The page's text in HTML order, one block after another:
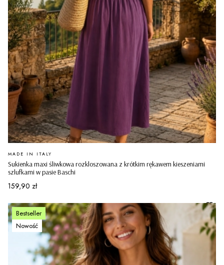
Sukienka maxi śliwkowa rozkloszowana z krótkim rękawem kieszeniami
szlufkami w pasie Baschi
PRODUCENT
MADE IN ITALY
Cena
159,90 zł
Bestseller
Nowość